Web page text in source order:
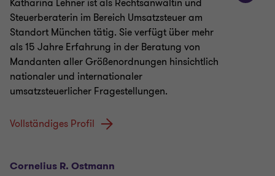
Katharina Lehner ist als Rechtsanwältin und
Steuerberaterin im Bereich Umsatzsteuer am
Standort München tätig. Sie verfügt über mehr
als 15 Jahre Erfahrung in der Beratung von
Mandanten aller Größenordnungen hinsichtlich
nationaler und internationaler
umsatzsteuerlicher Fragestellungen.
Vollständiges Profil
Cornelius R. Ostmann